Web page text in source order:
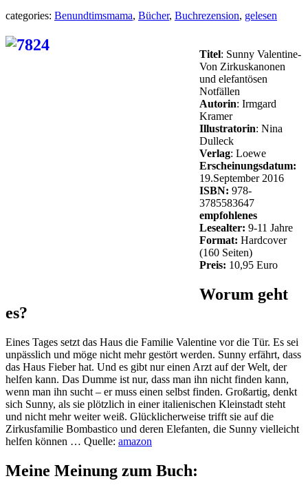
categories: Benundtimsmama, Bücher, Buchrezension, gelesen
Titel: Sunny Valentine-
Von Zirkuskanonen
und elefantösen
Notfällen
Autorin: Irmgard
Kramer
Illustratorin: Nina
Dulleck
Verlag: Loewe
Erscheinungsdatum:
19.September 2016
ISBN: 978-
3785583647
empfohlenes
Lesealter: 9-11 Jahre
Format: Hardcover
(160 Seiten)
Preis: 10,95 Euro
Worum geht
es?
Eines Tages setzt das Haus die Familie Valentine vor die Tür. Es sei
unpässlich und möge nicht mehr gestört werden. Sunny erfährt, dass
das Haus Fieber hat. Und es gibt nur einen Arzt auf der Welt, der
helfen kann. Das Dumme ist nur, dass man ihn nicht finden kann,
wenn man ihn sucht – er muss einen selbst finden. Großartig, denkt
sich Sunny, als sie plötzlich in einer italienischen Kleinstadt steht
und nicht mehr weiter weiß. Glücklicherweise trifft sie auf die
Zirkusfamilie Bombastico und deren Elefanten, die Sunny vielleicht
helfen können … Quelle: amazon
Meine Meinung zum Buch: